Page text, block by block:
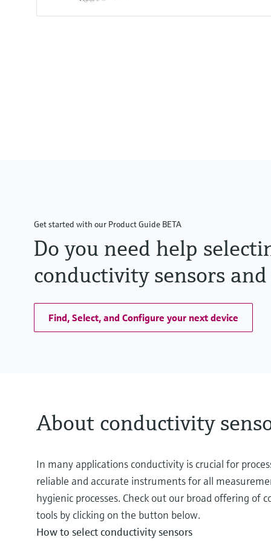
Get started with our Product Guide BETA
Do you need help
conductivity sensors
Find, Select, and Configure your next device
About conductivity
In many applications conductivity is crucial for
reliable and accurate instruments for all
hygienic processes. Check out our broad offering
tools by clicking on the button below.
How to select conductivity sensors